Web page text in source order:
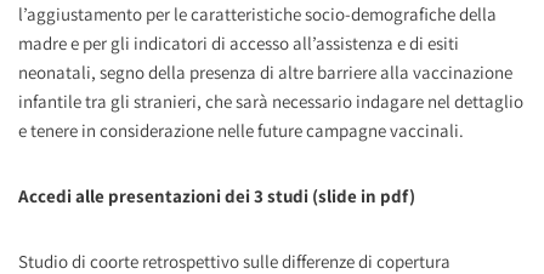
l’aggiustamento per le caratteristiche socio-demografiche della
madre e per gli indicatori di accesso all’assistenza e di esiti
neonatali, segno della presenza di altre barriere alla vaccinazione
infantile tra gli stranieri, che sarà necessario indagare nel dettaglio
e tenere in considerazione nelle future campagne vaccinali.
Accedi alle presentazioni dei 3 studi (slide in pdf)
Studio di coorte retrospettivo sulle differenze di copertura